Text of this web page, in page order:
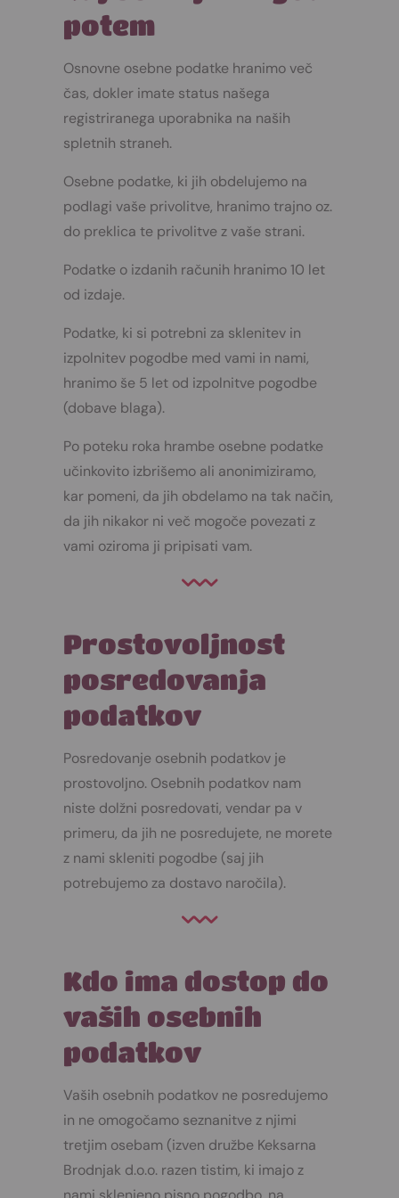
potem
Osnovne osebne podatke hranimo več
čas, dokler imate status našega
registriranega uporabnika na naših
spletnih straneh.
Osebne podatke, ki jih obdelujemo na
podlagi vaše privolitve, hranimo trajno oz.
do preklica te privolitve z vaše strani.
Podatke o izdanih računih hranimo 10 let
od izdaje.
Podatke, ki si potrebni za sklenitev in
izpolnitev pogodbe med vami in nami,
hranimo še 5 let od izpolnitve pogodbe
(dobave blaga).
Po poteku roka hrambe osebne podatke
učinkovito izbrišemo ali anonimiziramo,
kar pomeni, da jih obdelamo na tak način,
da jih nikakor ni več mogoče povezati z
vami oziroma ji pripisati vam.
Prostovoljnost
posredovanja
podatkov
Posredovanje osebnih podatkov je
prostovoljno. Osebnih podatkov nam
niste dolžni posredovati, vendar pa v
primeru, da jih ne posredujete, ne morete
z nami skleniti pogodbe (saj jih
potrebujemo za dostavo naročila).
Kdo ima dostop do
vaših osebnih
podatkov
Vaših osebnih podatkov ne posredujemo
in ne omogočamo seznanitve z njimi
tretjim osebam (izven družbe Keksarna
Brodnjak d.o.o. razen tistim, ki imajo z